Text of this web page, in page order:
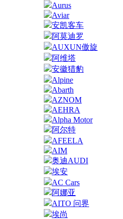
Aurus
Aviar
安凯客车
阿莫迪罗
AUXUN傲旋
阿维塔
安徽猎豹
Alpine
Abarth
AZNOM
AEHRA
Alpha Motor
阿尔特
AFEELA
AIM
奥迪AUDI
埃安
AC Cars
阿娜亚
AITO 问界
埃尚